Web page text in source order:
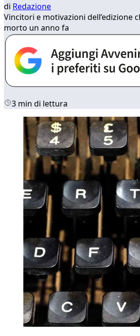
di Redazione
Vincitori e motivazioni dell’edizione
morto un anno fa
3 min di lettura